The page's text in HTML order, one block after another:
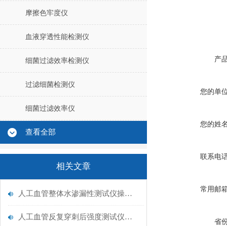
摩擦色牢度仪
血液穿透性能检测仪
细菌过滤效率检测仪
过滤细菌检测仪
细菌过滤效率仪
查看全部
相关文章
人工血管整体水渗漏性测试仪操作中最容易出错的步骤
人工血管反复穿刺后强度测试仪是什么？透析患者的“生命管“质量靠它把关！
产
您的单
您的姓
联系电
常用邮
省